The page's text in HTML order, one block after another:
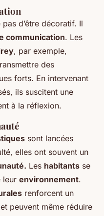
d’être décoratif. Il
communication. Les
, par exemple,
des
forts. En intervenant
ils suscitent une
à la réflexion.
sont lancées
elles ont souvent un
Les habitants se
leur environnement.
renforcent un
et peuvent même réduire